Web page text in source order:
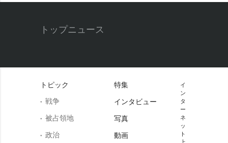
トップニュース
トピック
戦争
被占領地
政治
特集
インタビュー
写真
動画
イ
ン
タ
ー
ネ
ッ
ト